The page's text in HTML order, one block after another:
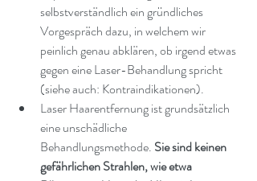
selbstverständlich ein gründliches
Vorgespräch dazu, in welchem wir
peinlich genau abklären, ob irgend etwas
gegen eine Laser-Behandlung spricht
(siehe auch: Kontraindikationen).
Laser Haarentfernung ist grundsätzlich
eine unschädliche
Behandlungsmethode. Sie sind keinen
gefährlichen Strahlen, wie etwa